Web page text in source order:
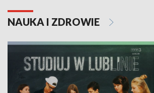
NAUKA I ZDROWIE